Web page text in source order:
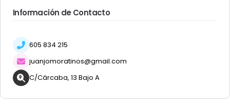
Información de Contacto
605 834 215
juanjomoratinos@gmail.com
C/Cárcaba, 13 Bajo A